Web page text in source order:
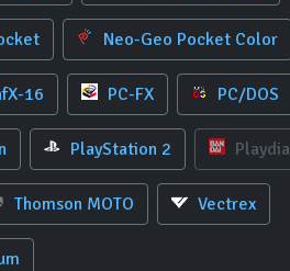
Neo-Geo Pocket Color
16 PC-FX PC/DOS
PlayStation 2 Playdia
Thomson MOTO Vectrex